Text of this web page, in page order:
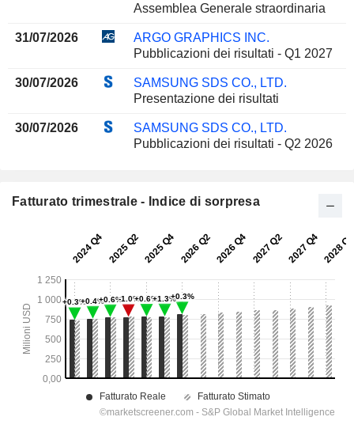
Assemblea Generale straordinaria
31/07/2026
ARGO GRAPHICS INC.
Pubblicazioni dei risultati - Q1 2027
30/07/2026
SAMSUNG SDS CO., LTD.
Presentazione dei risultati
30/07/2026
SAMSUNG SDS CO., LTD.
Pubblicazioni dei risultati - Q2 2026
Fatturato trimestrale - Indice di sorpresa